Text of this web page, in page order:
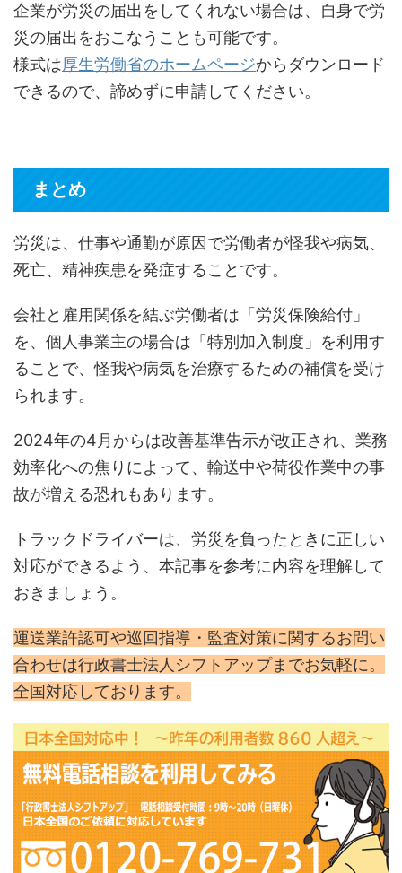
企業が労災の届出をしてくれない場合は、自身で労
災の届出をおこなうことも可能です。
様式は厚生労働省のホームページからダウンロード
できるので、諦めずに申請してください。
まとめ
労災は、仕事や通勤が原因で労働者が怪我や病気、
死亡、精神疾患を発症することです。
会社と雇用関係を結ぶ労働者は「労災保険給付」
を、個人事業主の場合は「特別加入制度」を利用す
ることで、怪我や病気を治療するための補償を受け
られます。
2024年の4月からは改善基準告示が改正され、業務
効率化への焦りによって、輸送中や荷役作業中の事
故が増える恐れもあります。
トラックドライバーは、労災を負ったときに正しい
対応ができるよう、本記事を参考に内容を理解して
おきましょう。
運送業許認可や巡回指導・監査対策に関するお問い
合わせは行政書士法人シフトアップまでお気軽に。
全国対応しております。